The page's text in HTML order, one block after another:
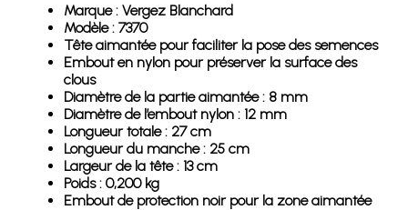
Marque : Vergez Blanchard
Modèle : 7370
Tête aimantée pour faciliter la pose des semences
Embout en nylon pour préserver la surface des
clous
Diamètre de la partie aimantée : 8 mm
Diamètre de l’embout nylon : 12 mm
Longueur totale : 27 cm
Longueur du manche : 25 cm
Largeur de la tête : 13 cm
Poids : 0,200 kg
Embout de protection noir pour la zone aimantée